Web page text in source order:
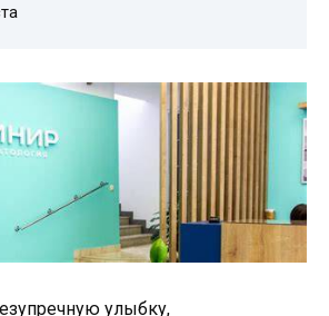
улыбку,